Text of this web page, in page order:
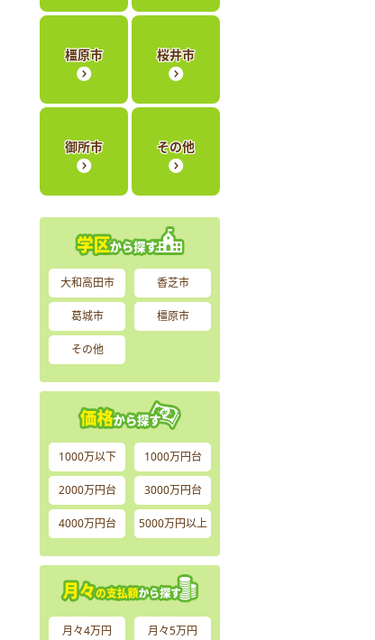
橿原市 桜井市
御所市 その他
大和高田市 香芝市
葛城市 橿原市
その他
1000万以下 1000万円台
2000万円台 3000万円台
4000万円台 5000万円以上
月々4万円 月々5万円